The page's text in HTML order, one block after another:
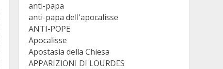
anti-papa
anti-papa dell'apocalisse
ANTI-POPE
Apocalisse
Apostasia della Chiesa
APPARIZIONI DI LOURDES